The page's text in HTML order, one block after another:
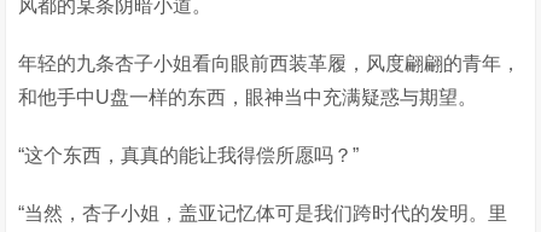
风都的某条阴暗小道。
年轻的九条杏子小姐看向眼前西装革履，风度翩翩的青年，
和他手中U盘一样的东西，眼神当中充满疑惑与期望。
“这个东西，真真的能让我得偿所愿吗？”
“当然，杏子小姐，盖亚记忆体可是我们跨时代的发明。里